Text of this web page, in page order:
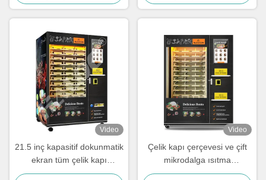
donatılmıştır
Video
21.5 inç kapasitif dokunmatik
ekran tüm çelik kapı
çerçevesi ısıtma fonksiyonu
Video
Çelik kapı çerçevesi ve çift
mikrodalga ısıtma
fonksiyonu ile 24 saat kendi